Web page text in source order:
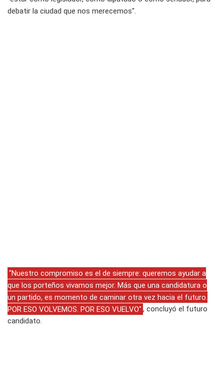
debatir la ciudad que nos merecemos".
"Nuestro compromiso es el de siempre: queremos ayudar a
que los porteños vivamos mejor. Más que una candidatura o
un partido, es momento de caminar otra vez hacia el futuro.
POR ESO VOLVEMOS. POR ESO VUELVO" , concluyó el futuro
candidato.